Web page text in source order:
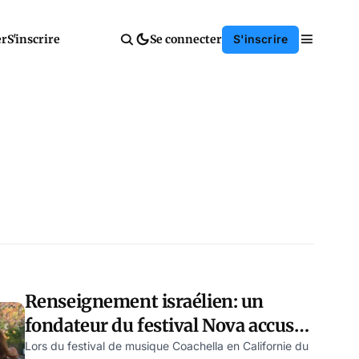
S'inscrire Se connecter S'inscrire
Renseignement israélien: un
fondateur du festival Nova accusé
de participation indirecte au
Lors du festival de musique Coachella en Californie du